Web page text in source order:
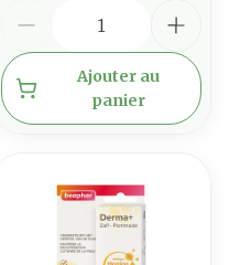
Ajouter au
panier